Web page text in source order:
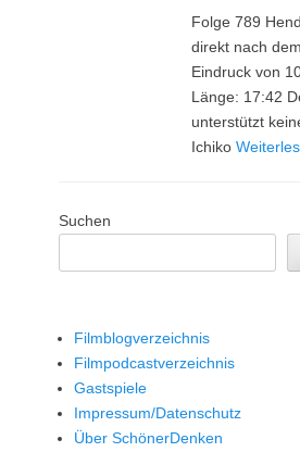
Folge 789
direkt nach
Eindruck von
Länge: 17:42
unterstützt
Ichiko
Suchen
Filmblogverzeichnis
Filmpodcastverzeichnis
Gastspiele
Impressum/Datenschutz
Über SchönerDenken